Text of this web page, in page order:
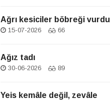
Ağrı kesiciler böbreği vurdu
15-07-2026 66
Ağız tadı
30-06-2026 89
Yeis kemâle değil, zevâle